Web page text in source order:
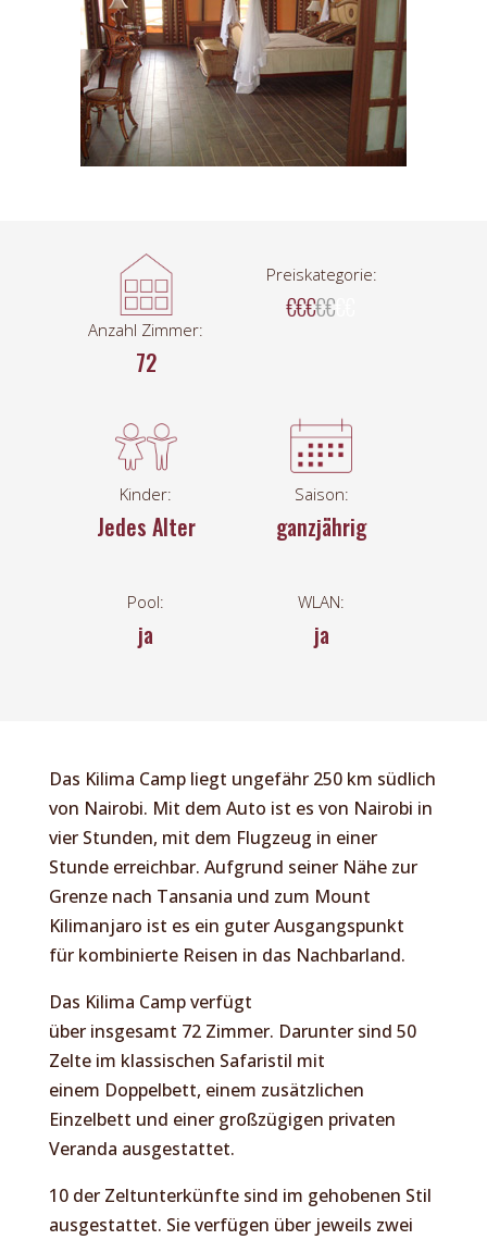
Anzahl Zimmer:
72
Preiskategorie:
€€€€€
Kinder:
Jedes Alter
Saison:
ganzjährig
Pool:
ja
WLAN:
ja
Das Kilima Camp liegt ungefähr 250 km südlich
von Nairobi. Mit dem Auto ist es von Nairobi in
vier Stunden, mit dem Flugzeug in einer
Stunde erreichbar. Aufgrund seiner Nähe zur
Grenze nach Tansania und zum Mount
Kilimanjaro ist es ein guter Ausgangspunkt
für kombinierte Reisen in das Nachbarland.
Das Kilima Camp verfügt
über insgesamt 72 Zimmer. Darunter sind 50
Zelte im klassischen Safaristil mit
einem Doppelbett, einem zusätzlichen
Einzelbett und einer großzügigen privaten
Veranda ausgestattet.
10 der Zeltunterkünfte sind im gehobenen Stil
ausgestattet. Sie verfügen über jeweils zwei